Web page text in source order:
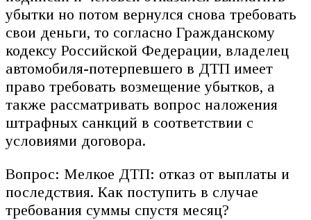
убытки но потом вернулся снова требовать
свои деньги, то согласно Гражданскому
кодексу Российской Федерации, владелец
автомобиля-потерпевшего в ДТП имеет
право требовать возмещение убытков, а
также рассматривать вопрос наложения
штрафных санкций в соответствии с
условиями договора.
Вопрос: Мелкое ДТП: отказ от выплаты и
последствия. Как поступить в случае
требования суммы спустя месяц?